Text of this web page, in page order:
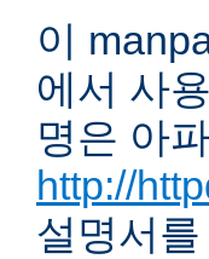
이
에서 사
명은 아
http://
설명서